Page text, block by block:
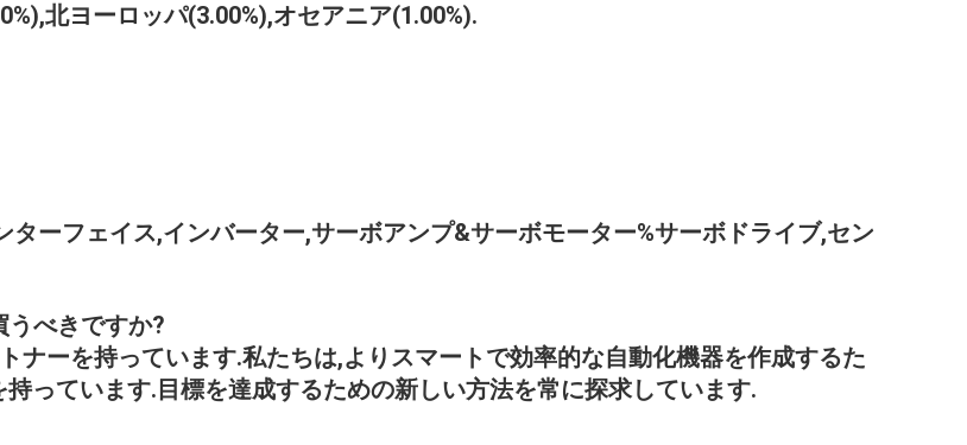
北ヨーロッパ(3.00%),オセアニア(1.00%).
ーフェイス,インバーター,サーボアンプ&サーボモーター%サーボドライブ,セン
うべきですか?
ーを持っています.私たちは,よりスマートで効率的な自動化機器を作成するた
っています.目標を達成するための新しい方法を常に探求しています.